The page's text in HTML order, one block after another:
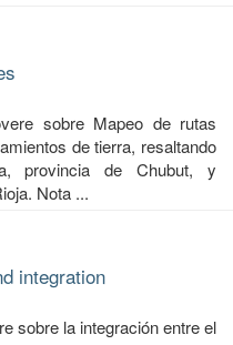
sobre Mapeo de rutas
de tierra, resaltando
provincia de Chubut, y
Nota ...
integration
sobre la integración entre el